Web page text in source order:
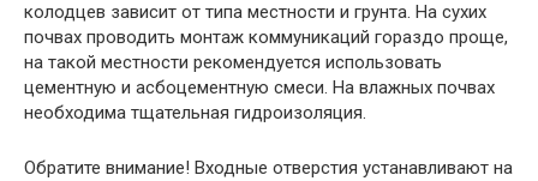
колодцев зависит от типа местности и грунта. На сухих
почвах проводить монтаж коммуникаций гораздо проще,
на такой местности рекомендуется использовать
цементную и асбоцементную смеси. На влажных почвах
необходима тщательная гидроизоляция.
Обратите внимание! Входные отверстия устанавливают на